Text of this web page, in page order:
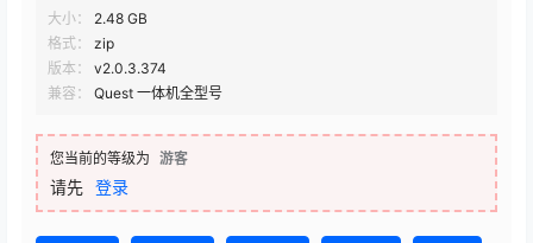
大小：
2.48 GB
格式：
zip
版本：
v2.0.3.374
兼容：
Quest 一体机全型号
您当前的等级为 游客
请先 登录